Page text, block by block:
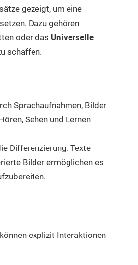
gezeigt, um eine
Dazu gehören
oder das Universelle
schaffen.
Sprachaufnahmen, Bilder
Sehen und Lernen
Differenzierung. Texte
Bilder ermöglichen es
explizit Interaktionen